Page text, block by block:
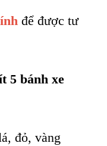
để được tư
5 bánh xe
đỏ, vàng